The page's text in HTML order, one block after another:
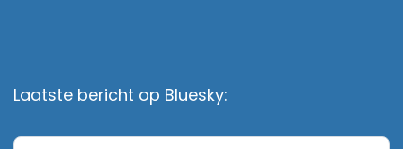
Laatste bericht op Bluesky: